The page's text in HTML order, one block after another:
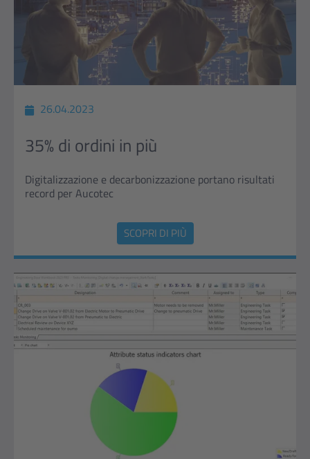
26.04.2023
35% di ordini in più
Digitalizzazione e decarbonizzazione portano risultati
record per Aucotec
SCOPRI DI PIÙ